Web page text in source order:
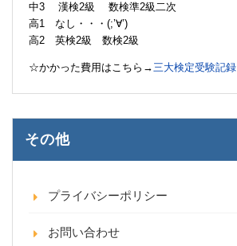
中3 漢検2級 数検準2級二次
高1 なし・・・(;’∀’)
高2 英検2級 数検2級
☆かかった費用はこちら→三大検定受験記録
その他
プライバシーポリシー
お問い合わせ